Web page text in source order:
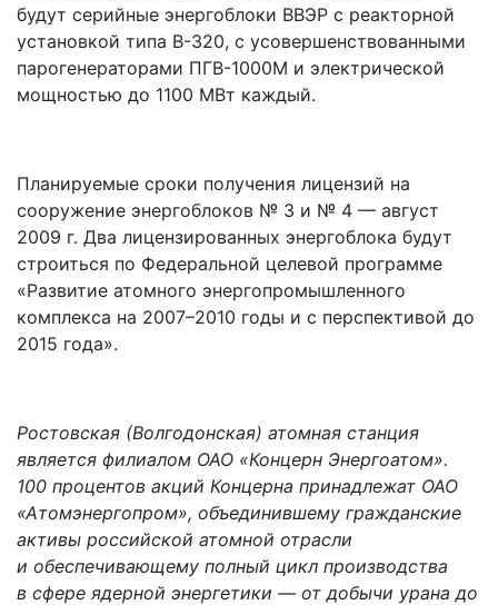
будут серийные энергоблоки ВВЭР с реакторной
установкой типа В-320, с усовершенствованными
парогенераторами ПГВ-1000М и электрической
мощностью до 1100 МВт каждый.
Планируемые сроки получения лицензий на
сооружение энергоблоков № 3 и № 4 — август
2009 г. Два лицензированных энергоблока будут
строиться по Федеральной целевой программе
«Развитие атомного энергопромышленного
комплекса на 2007–2010 годы и с перспективой до
2015 года».
Ростовская (Волгодонская) атомная станция
является филиалом ОАО «Концерн Энергоатом».
100 процентов акций Концерна принадлежат ОАО
«Атомэнергопром», объединившему гражданские
активы российской атомной отрасли
и обеспечивающему полный цикл производства
в сфере ядерной энергетики — от добычи урана до